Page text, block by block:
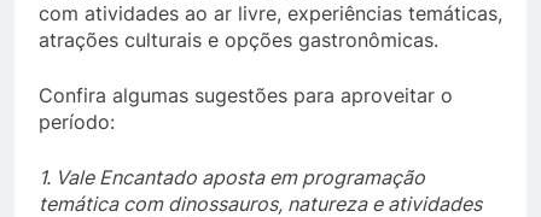
com atividades ao ar livre, experiências temáticas,
atrações culturais e opções gastronômicas.
Confira algumas sugestões para aproveitar o
período:
1. Vale Encantado aposta em programação
temática com dinossauros, natureza e atividades